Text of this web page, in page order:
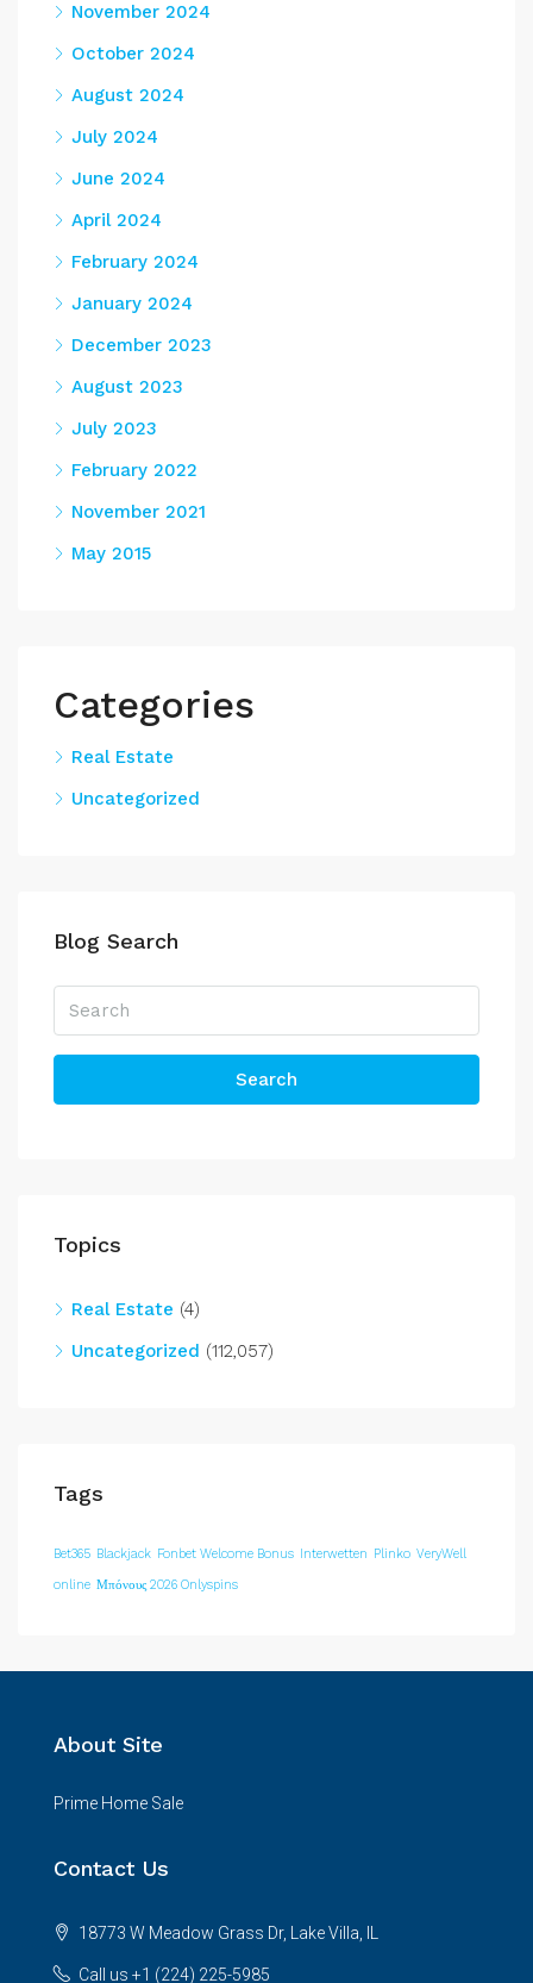
November 2024
October 2024
August 2024
July 2024
June 2024
April 2024
February 2024
January 2024
December 2023
August 2023
July 2023
February 2022
November 2021
May 2015
Categories
Real Estate
Uncategorized
Blog Search
Search
Topics
Real Estate (4)
Uncategorized (112,057)
Tags
Bet365 Blackjack Fonbet Welcome Bonus Interwetten Plinko VeryWell
online Μπόνους 2026 Onlyspins
About Site
Prime Home Sale
Contact Us
18773 W Meadow Grass Dr, Lake Villa, IL
Call us +1 (224) 225-5985